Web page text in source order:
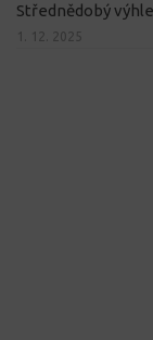
Střednědobý
1. 12. 2025